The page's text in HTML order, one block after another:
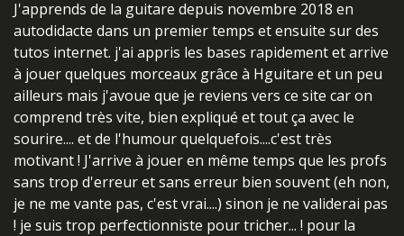
J'apprends de la guitare depuis novembre 2018 en
autodidacte dans un premier temps et ensuite sur des
tutos internet. j'ai appris les bases rapidement et arrive
à jouer quelques morceaux grâce à Hguitare et un peu
ailleurs mais j'avoue que je reviens vers ce site car on
comprend très vite, bien expliqué et tout ça avec le
sourire.... et de l'humour quelquefois....c'est très
motivant ! J'arrive à jouer en même temps que les profs
sans trop d'erreur et sans erreur bien souvent (eh non,
je ne me vante pas, c'est vrai....) sinon je ne validerai pas
! je suis trop perfectionniste pour tricher... ! pour la